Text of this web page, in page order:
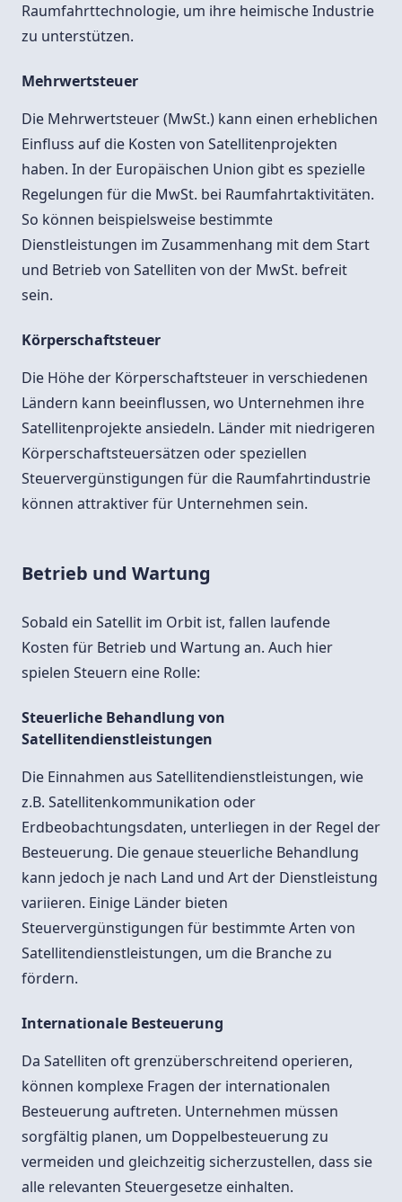
Raumfahrttechnologie, um ihre heimische Industrie
zu unterstützen.
Mehrwertsteuer
Die Mehrwertsteuer (MwSt.) kann einen erheblichen
Einfluss auf die Kosten von Satellitenprojekten
haben. In der Europäischen Union gibt es spezielle
Regelungen für die MwSt. bei Raumfahrtaktivitäten.
So können beispielsweise bestimmte
Dienstleistungen im Zusammenhang mit dem Start
und Betrieb von Satelliten von der MwSt. befreit
sein.
Körperschaftsteuer
Die Höhe der Körperschaftsteuer in verschiedenen
Ländern kann beeinflussen, wo Unternehmen ihre
Satellitenprojekte ansiedeln. Länder mit niedrigeren
Körperschaftsteuersätzen oder speziellen
Steuervergünstigungen für die Raumfahrtindustrie
können attraktiver für Unternehmen sein.
Betrieb und Wartung
Sobald ein Satellit im Orbit ist, fallen laufende
Kosten für Betrieb und Wartung an. Auch hier
spielen Steuern eine Rolle:
Steuerliche Behandlung von
Satellitendienstleistungen
Die Einnahmen aus Satellitendienstleistungen, wie
z.B. Satellitenkommunikation oder
Erdbeobachtungsdaten, unterliegen in der Regel der
Besteuerung. Die genaue steuerliche Behandlung
kann jedoch je nach Land und Art der Dienstleistung
variieren. Einige Länder bieten
Steuervergünstigungen für bestimmte Arten von
Satellitendienstleistungen, um die Branche zu
fördern.
Internationale Besteuerung
Da Satelliten oft grenzüberschreitend operieren,
können komplexe Fragen der internationalen
Besteuerung auftreten. Unternehmen müssen
sorgfältig planen, um Doppelbesteuerung zu
vermeiden und gleichzeitig sicherzustellen, dass sie
alle relevanten Steuergesetze einhalten.